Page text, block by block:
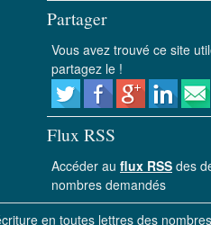
Partager
Vous avez trouvé ce site
partagez le !
Flux RSS
Accéder au flux RSS des
nombres demandés
en toutes lettres des